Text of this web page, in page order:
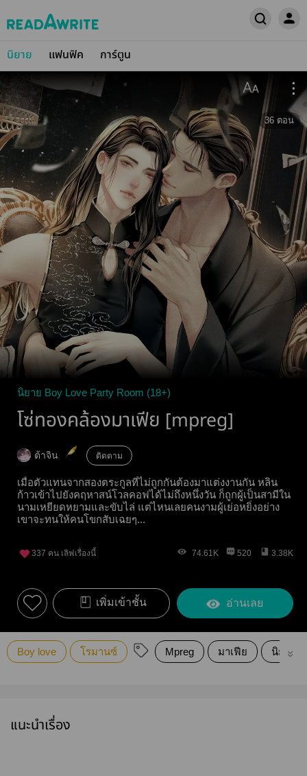
นิยาย แฟนฟิค การ์ตูน
36 ตอน
นิยาย Boy Love Party Room (18+)
โซ่ทองคล้องมาเฟีย [mpreg]
ต้าจิน ติดตาม
เมื่อตัวแทนจากสองตระกูลที่ไม่ถูกกันต้องมาแต่งงานกัน หลิน
ก้าวเข้าไปยังคฤหาสน์โวลคอฟได้ไม่ถึงหนึ่งวัน ก็ถูกผู้เป็นสามีใน
นามเหยียดหยามและขับไล่ แต่ไหนเลยคนงามผู้เย่อหยิ่งอย่าง
เขาจะทนให้คนโขกสับเฉยๆ...
337 คน เลิฟเรื่องนี้ 74.61K 520 3.38K
เพิ่มเข้าชั้น อ่านเลย
Boy love โรมานซ์ Mpreg มาเฟีย นิยายว
แนะนำเรื่อง